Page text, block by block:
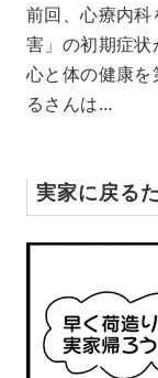
前回、心療内
害」の初期症状
心と体の健康
るさんは…
実家に戻る